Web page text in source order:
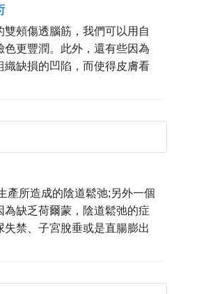
雙頰傷透腦筋，我們可以用自
色更豐潤。此外，還有些因為
織缺損的凹陷，而使得皮膚看
產所造成的陰道鬆弛;另外一個
為缺乏荷爾蒙，陰道鬆弛的症
失禁、子宮脫垂或是直腸膨出